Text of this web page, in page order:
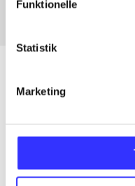
Funktionelle
Statistik
Marketing
Alle registrerede
...